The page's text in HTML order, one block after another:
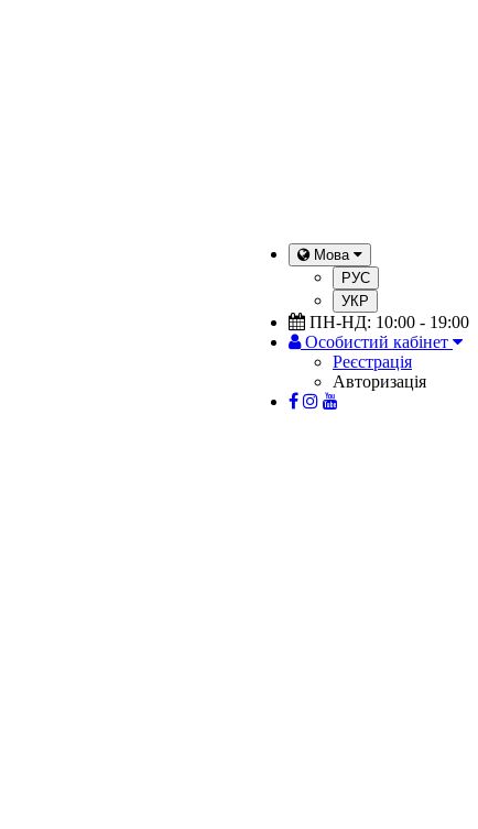
Мова
РУС
УКР
ПН-НД: 10:00 - 19:00
Особистий кабінет
Реєстрація
Авторизація